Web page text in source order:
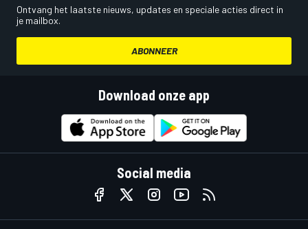
Ontvang het laatste nieuws, updates en speciale acties direct in
je mailbox.
ABONNEER
Download onze app
Social media